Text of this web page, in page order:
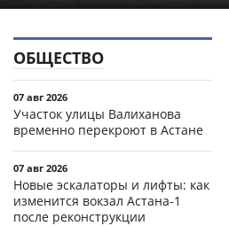
ОБЩЕСТВО
07 авг 2026
Участок улицы Валиханова
временно перекроют в Астане
07 авг 2026
Новые эскалаторы и лифты: как
изменится вокзал Астана-1
после реконструкции